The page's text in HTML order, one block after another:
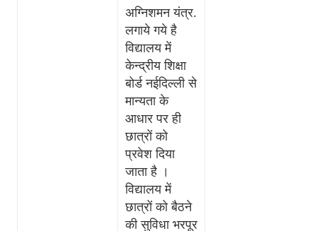
अग्निशमन यंत्र.
लगाये गये है
विद्यालय में
केन्द्रीय शिक्षा
बोर्ड नईदिल्ली से
मान्यता के
आधार पर ही
छात्रों को
प्रवेश दिया
जाता है ।
विद्यालय में
छात्रों को बैठने
की सुविधा भरपूर